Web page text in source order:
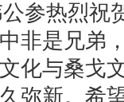
参热烈祝
非是兄弟
化与桑戈
弥新。希